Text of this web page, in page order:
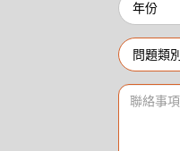
年份
問題類別